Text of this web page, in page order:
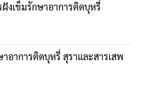
งเข็มรักษาอาการติดบุหรี่
าอาการติดบุหรี่ สุราและสารเสพ